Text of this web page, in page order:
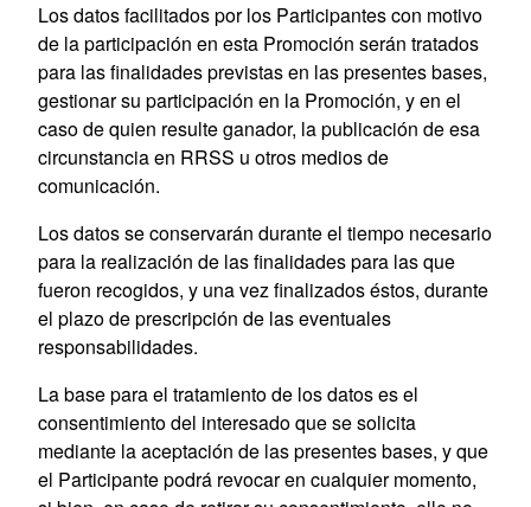
Los datos facilitados por los Participantes con motivo
de la participación en esta Promoción serán tratados
para las finalidades previstas en las presentes bases,
gestionar su participación en la Promoción, y en el
caso de quien resulte ganador, la publicación de esa
circunstancia en RRSS u otros medios de
comunicación.
Los datos se conservarán durante el tiempo necesario
para la realización de las finalidades para las que
fueron recogidos, y una vez finalizados éstos, durante
el plazo de prescripción de las eventuales
responsabilidades.
La base para el tratamiento de los datos es el
consentimiento del interesado que se solicita
mediante la aceptación de las presentes bases, y que
el Participante podrá revocar en cualquier momento,